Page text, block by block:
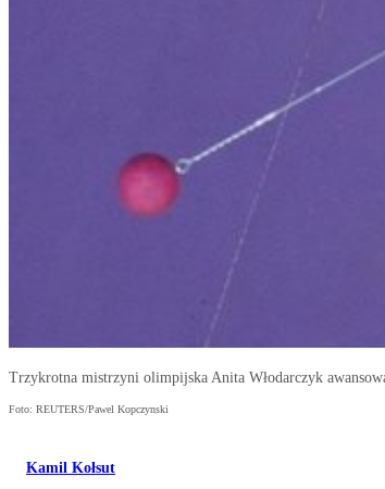
Trzykrotna mistrzyni olimpijska Anita Włodarczyk
Foto: REUTERS/Pawel Kopczynski
Kamil Kołsut